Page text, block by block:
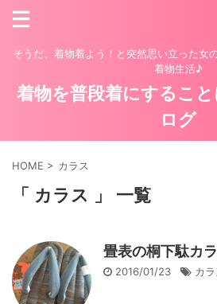
そうだ、着物着よう！と突然思い立った女
着物生活♪
着物を普段着にするこ
ログ
HOME > カラス
「 カラス 」 一覧
畳表の桐下駄カ
2016/01/23 カラ